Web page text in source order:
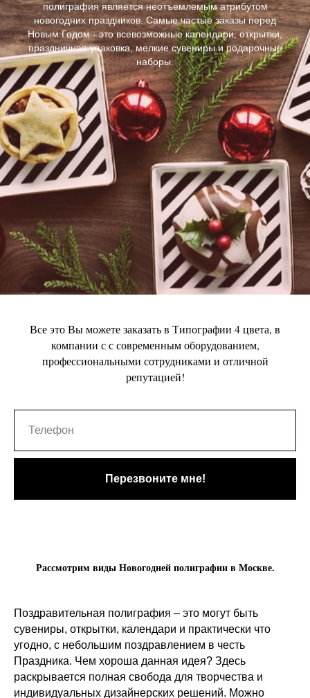
полиграфия является неотъемлемым атрибутом
новогодних праздников. Самые частые заказы перед
Новым Годом - это всевозможные календари, открытки,
праздничная упаковка, мелкие сувениры и подарочные
наборы.
Все это Вы можете заказать в Типографии 4 цвета, в
компании с с современным оборудованием,
профессиональными сотрудниками и отличной
репутацией!
Перезвоните мне!
Рассмотрим виды Новогодней полиграфии в Москве.
Поздравительная полиграфия – это могут быть
сувениры, открытки, календари и практически что
угодно, с небольшим поздравлением в честь
Праздника. Чем хороша данная идея? Здесь
раскрывается полная свобода для творчества и
индивидуальных дизайнерских решений. Можно